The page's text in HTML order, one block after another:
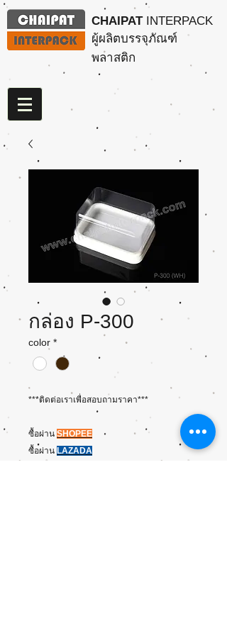
CHAIPATINTERPACK
ผู้ผลิตบรรจุภัณฑ์
พลาสติก
กล่อง P-300
color *
***ติดต่อเราเพื่อสอบถามราคา***
ซื้อผ่าน SHOPEE
ซื้อผ่าน LAZADA